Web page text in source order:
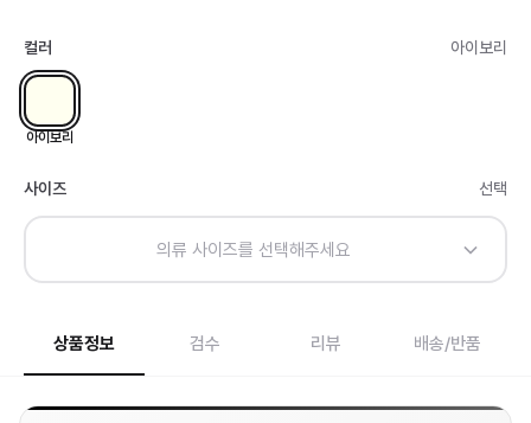
컬러 아이보리
아이보리
사이즈 선택
의류 사이즈를 선택해주세요
상품정보 검수 리뷰 배송/반품